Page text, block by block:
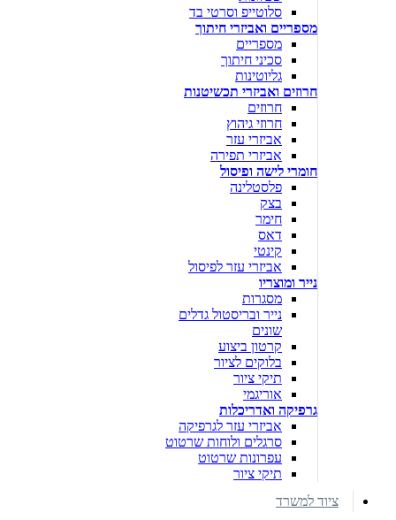
סלוטייפ וסרטי בד
מספריים ואביזרי חיתוך
מספריים
סכיני חיתוך
גליוטינות
חרוזים ואביזרי תכשיטנות
חרוזים
חרוזי גיהוץ
אביזרי עזר
אביזרי תפירה
חומרי לישה ופיסול
פלסטלינה
בצק
חימר
דאס
קינטי
אביזרי עזר לפיסול
נייר ומוצריו
מסגרות
נייר ובריסטול גדלים
שונים
קרטון ביצוע
בלוקים לציור
תיקי ציור
אוריגמי
גרפיקה ואדריכלות
אביזרי עזר לגרפיקה
סרגלים ולוחות שרטוט
עפרונות שרטוט
תיקי ציור
ציוד למשרד